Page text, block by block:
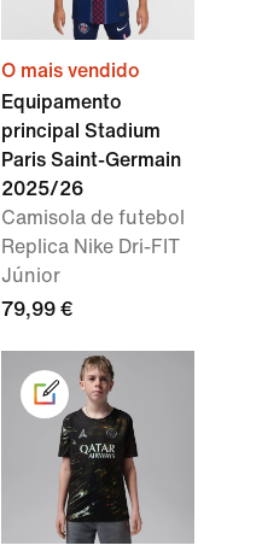
O mais vendido
Equipamento
principal Stadium
Paris Saint-Germain
2025/26
Camisola de futebol
Replica Nike Dri-FIT
Júnior
79,99 €